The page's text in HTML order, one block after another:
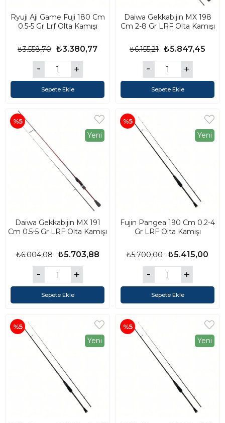
Ryuji Aji Game Fuji 180 Cm
0.5-5 Gr Lrf Olta Kamışı
₺3.380,77
₺3.558,70
Sepete Ekle
Daiwa Gekkabijin MX 198
Cm 2-8 Gr LRF Olta Kamışı
₺5.847,45
₺6.155,21
Sepete Ekle
Daiwa Gekkabijin MX 191
Cm 0.5-5 Gr LRF Olta Kamışı
₺5.703,88
₺6.004,08
Sepete Ekle
%5
Yeni
Fujin Pangea 190 Cm 0.2-4
Gr LRF Olta Kamışı
₺5.415,00
₺5.700,00
Sepete Ekle
%5
Yeni
%5
Yeni
%5
Yeni